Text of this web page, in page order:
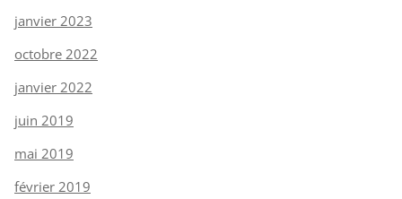
janvier 2023
octobre 2022
janvier 2022
juin 2019
mai 2019
février 2019